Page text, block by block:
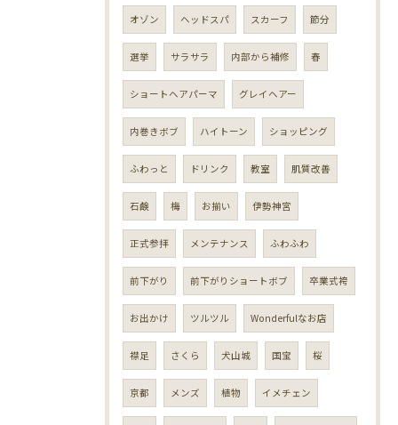
オゾン ヘッドスパ スカーフ 節分
選挙 サラサラ 内部から補修 春
ショートヘアパーマ グレイヘアー
内巻きボブ ハイトーン ショッピング
ふわっと ドリンク 教室 肌質改善
石鹸 梅 お揃い 伊勢神宮
正式参拝 メンテナンス ふわふわ
前下がり 前下がりショートボブ 卒業式袴
お出かけ ツルツル Wonderfulなお店
襟足 さくら 犬山城 国宝 桜
京都 メンズ 植物 イメチェン